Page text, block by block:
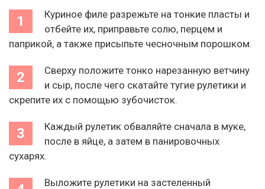
Куриное филе разрежьте на тонкие пласты и
отбейте их, приправьте солю, перцем и
паприкой, а также присыпьте чесночным порошком.
Сверху положите тонко нарезанную ветчину
и сыр, после чего скатайте тугие рулетики и
скрепите их с помощью зубочисток.
Каждый рулетик обваляйте сначала в муке,
после в яйце, а затем в панировочных
сухарях.
Выложите рулетики на застеленный